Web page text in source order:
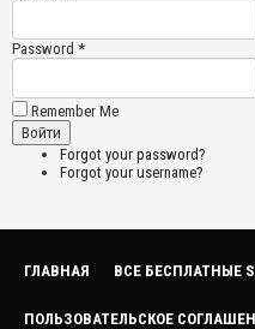
Password *
Remember Me
Forgot your password?
Forgot your username?
ГЛАВНАЯ ВСЕ БЕСПЛАТНЫЕ
ПОЛЬЗОВАТЕЛЬСКОЕ